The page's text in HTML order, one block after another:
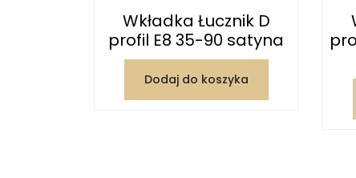
Wkładka Łucznik D
profil E8 35-90 satyna
Dodaj do koszyka